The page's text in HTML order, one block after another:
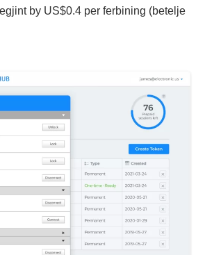
by US$0.4 per ferbining (betelje